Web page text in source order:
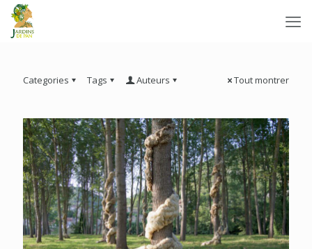
Categories Tags Auteurs Tout montrer